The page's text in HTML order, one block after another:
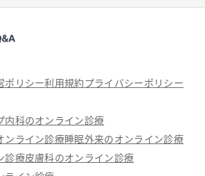
ポリシー利用規約プライバシーポリシー
内科のオンライン診療
ンライン診療睡眠外来のオンライン診療
診療皮膚科のオンライン診療